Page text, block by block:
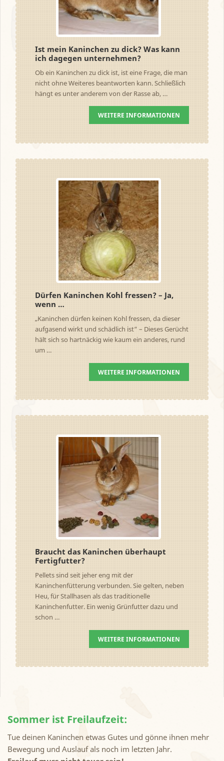
Ist mein Kaninchen zu dick? Was kann
ich dagegen unternehmen?
Ob ein Kaninchen zu dick ist, ist eine Frage, die man
nicht ohne Weiteres beantworten kann. Schließlich
hängt es unter anderem von der Rasse ab, …
WEITERE INFORMATIONEN
Dürfen Kaninchen Kohl fressen? – Ja,
wenn …
„Kaninchen dürfen keinen Kohl fressen, da dieser
aufgasend wirkt und schädlich ist“ – Dieses Gerücht
hält sich so hartnäckig wie kaum ein anderes, rund
um …
WEITERE INFORMATIONEN
Braucht das Kaninchen überhaupt
Fertigfutter?
Pellets sind seit jeher eng mit der
Kaninchenfütterung verbunden. Sie gelten, neben
Heu, für Stallhasen als das traditionelle
Kaninchenfutter. Ein wenig Grünfutter dazu und
schon …
WEITERE INFORMATIONEN
Sommer ist Freilaufzeit:
Tue deinen Kaninchen etwas Gutes und gönne ihnen mehr
Bewegung und Auslauf als noch im letzten Jahr.